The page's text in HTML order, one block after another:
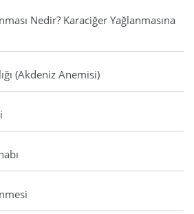
Nedir? Karaciğer Yağlanmasına
(Akdeniz Anemisi)